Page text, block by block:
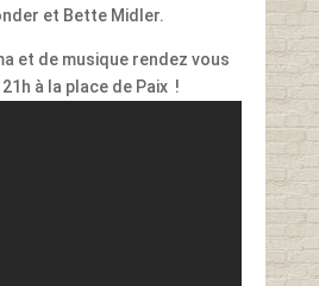
et Bette Midler.
et de musique rendez vous
à la place de Paix !